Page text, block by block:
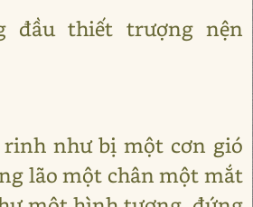
đầu thiết trượng nện
như bị một cơn gió
lão một chân một mắt